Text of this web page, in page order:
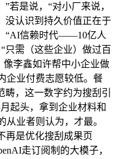
若是说，“对小厂来说，
没认识到持久价值正在于
“AI信赖时代——10亿人
只需（这些企业）做过百
像李鑫如许帮中小企业做
企业付费志愿较低。餐
，这一数字约为搜刮引
起头，拿到企业材料和
从业者则认为，才最。
再是优化搜刮成果页
走订阅制的大模子，